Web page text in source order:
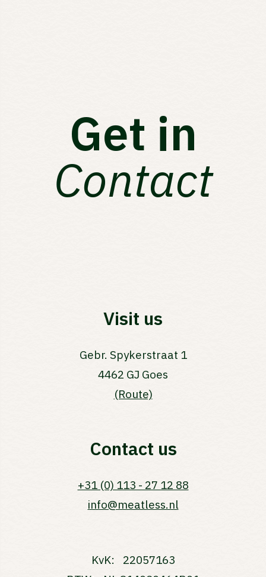
Get in
Contact
Visit us
Gebr. Spykerstraat 1
4462 GJ Goes
(Route)
Contact us
+31 (0) 113 - 27 12 88
info@meatless.nl
KvK:
22057163